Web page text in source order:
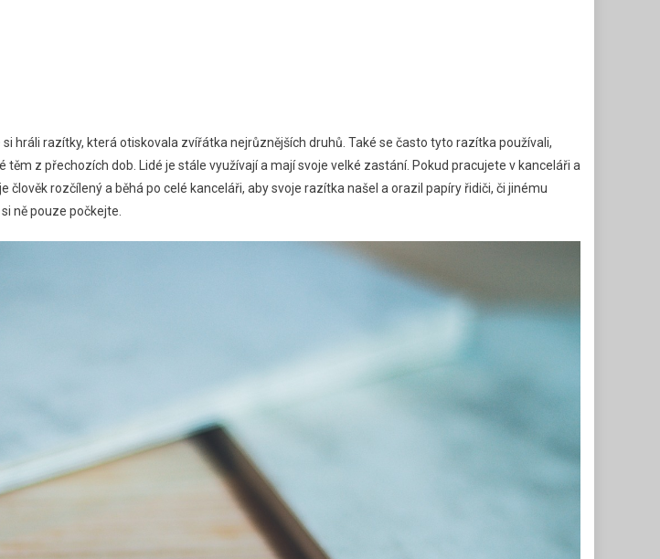
hráli razítky, která otiskovala zvířátka nejrůznějších druhů. Také se často tyto razítka používali,
z přechozích dob. Lidé je stále využívají a mají svoje velké zastání. Pokud pracujete v kanceláři a
rozčílený a běhá po celé kanceláři, aby svoje razítka našel a orazil papíry řidiči, či jinému
ně pouze počkejte.